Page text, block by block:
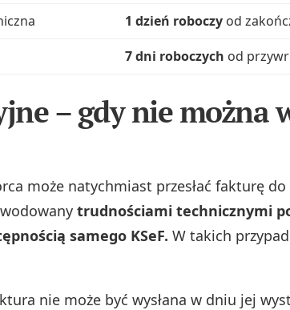
1 dzień roboczy od
7 dni roboczych od
– gdy nie można
może natychmiast przesłać fakturę
trudnościami technicznymi
samego KSeF. W takich
nie może być wysłana w dniu jej